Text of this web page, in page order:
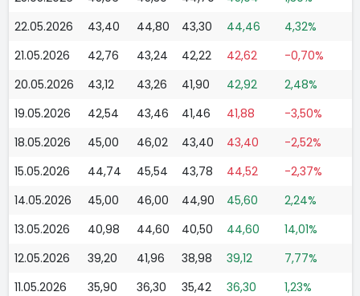
22.05.2026
43,40 44,80 43,30 44,46
4,32%
21.05.2026
42,76 43,24 42,22 42,62
-0,70%
20.05.2026
43,12 43,26 41,90 42,92
2,48%
19.05.2026
42,54 43,46 41,46 41,88
-3,50%
18.05.2026
45,00 46,02 43,40 43,40
-2,52%
15.05.2026
44,74 45,54 43,78 44,52
-2,37%
14.05.2026
45,00 46,00 44,90 45,60
2,24%
13.05.2026
40,98 44,60 40,50 44,60
14,01%
12.05.2026
39,20 41,96 38,98 39,12
7,77%
11.05.2026
35,90 36,30 35,42 36,30
1,23%